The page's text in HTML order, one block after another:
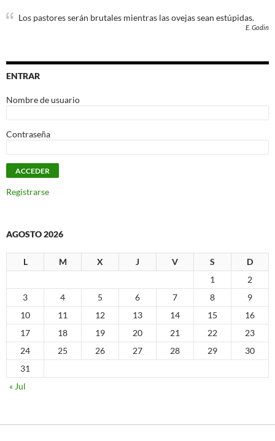
Los pastores serán brutales mientras las ovejas sean estúpidas.
E. Godin
ENTRAR
Nombre de usuario
Contraseña
Registrarse
AGOSTO 2026
L M X J V S
D
1
2
3
4 5 6 7 8
9
10
11 12 13 14 15
16
17
18 19 20 21 22
23
24
25 26 27 28 29
30
31
« Jul